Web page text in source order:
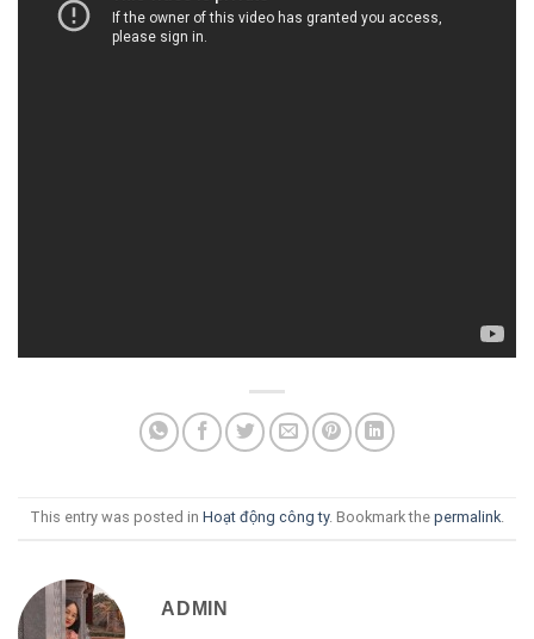
This entry was posted in Hoạt động công ty. Bookmark the permalink
ADMIN